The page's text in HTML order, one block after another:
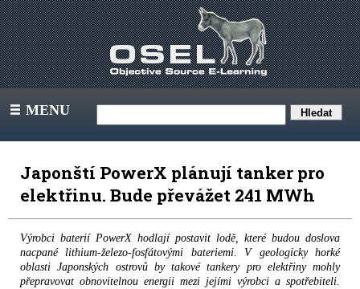
III MENU
Japonští PowerX plánují tanker pro
elektřinu. Bude převážet 241 MWh
Výrobci baterií PowerX hodlají postavit lodě, které budou doslova
nacpané lithium-železo-fosfátovými bateriemi. V geologicky horké
oblasti Japonských ostrovů by takové tankery pro elektřiny mohly
přepravovat obnovitelnou energii mezi jejími výrobci a spotřebiteli.